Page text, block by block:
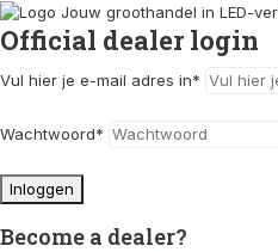
Official dealer login
Vul hier je e-mail adres in*
Wachtwoord*
Inloggen
Become a dealer?